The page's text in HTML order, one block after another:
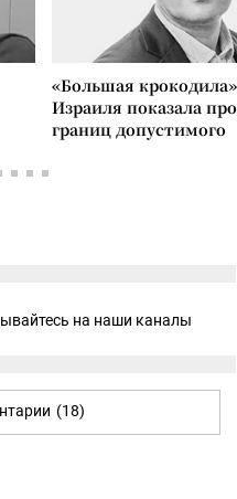
«Большая
Израиля показала
границ допустимого
на наши каналы
(18)